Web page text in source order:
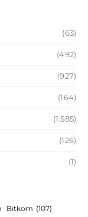
(63)
(492)
(927)
(164)
(1.585)
(126)
(1)
Bitkom (107)